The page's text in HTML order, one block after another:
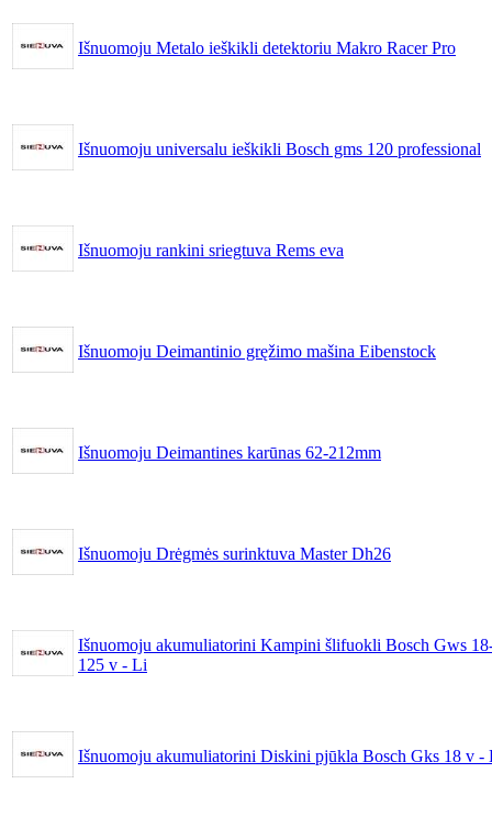
Išnuomoju Metalo ieškikli detektoriu Makro Racer Pro
Išnuomoju universalu ieškikli Bosch gms 120 professional
Išnuomoju rankini sriegtuva Rems eva
Išnuomoju Deimantinio gręžimo mašina Eibenstock
Išnuomoju Deimantines karūnas 62-212mm
Išnuomoju Drėgmės surinktuva Master Dh26
Išnuomoju akumuliatorini Kampini šlifuokli Bosch Gws
125 v - Li
Išnuomoju akumuliatorini Diskini pjūkla Bosch Gks 18 v -